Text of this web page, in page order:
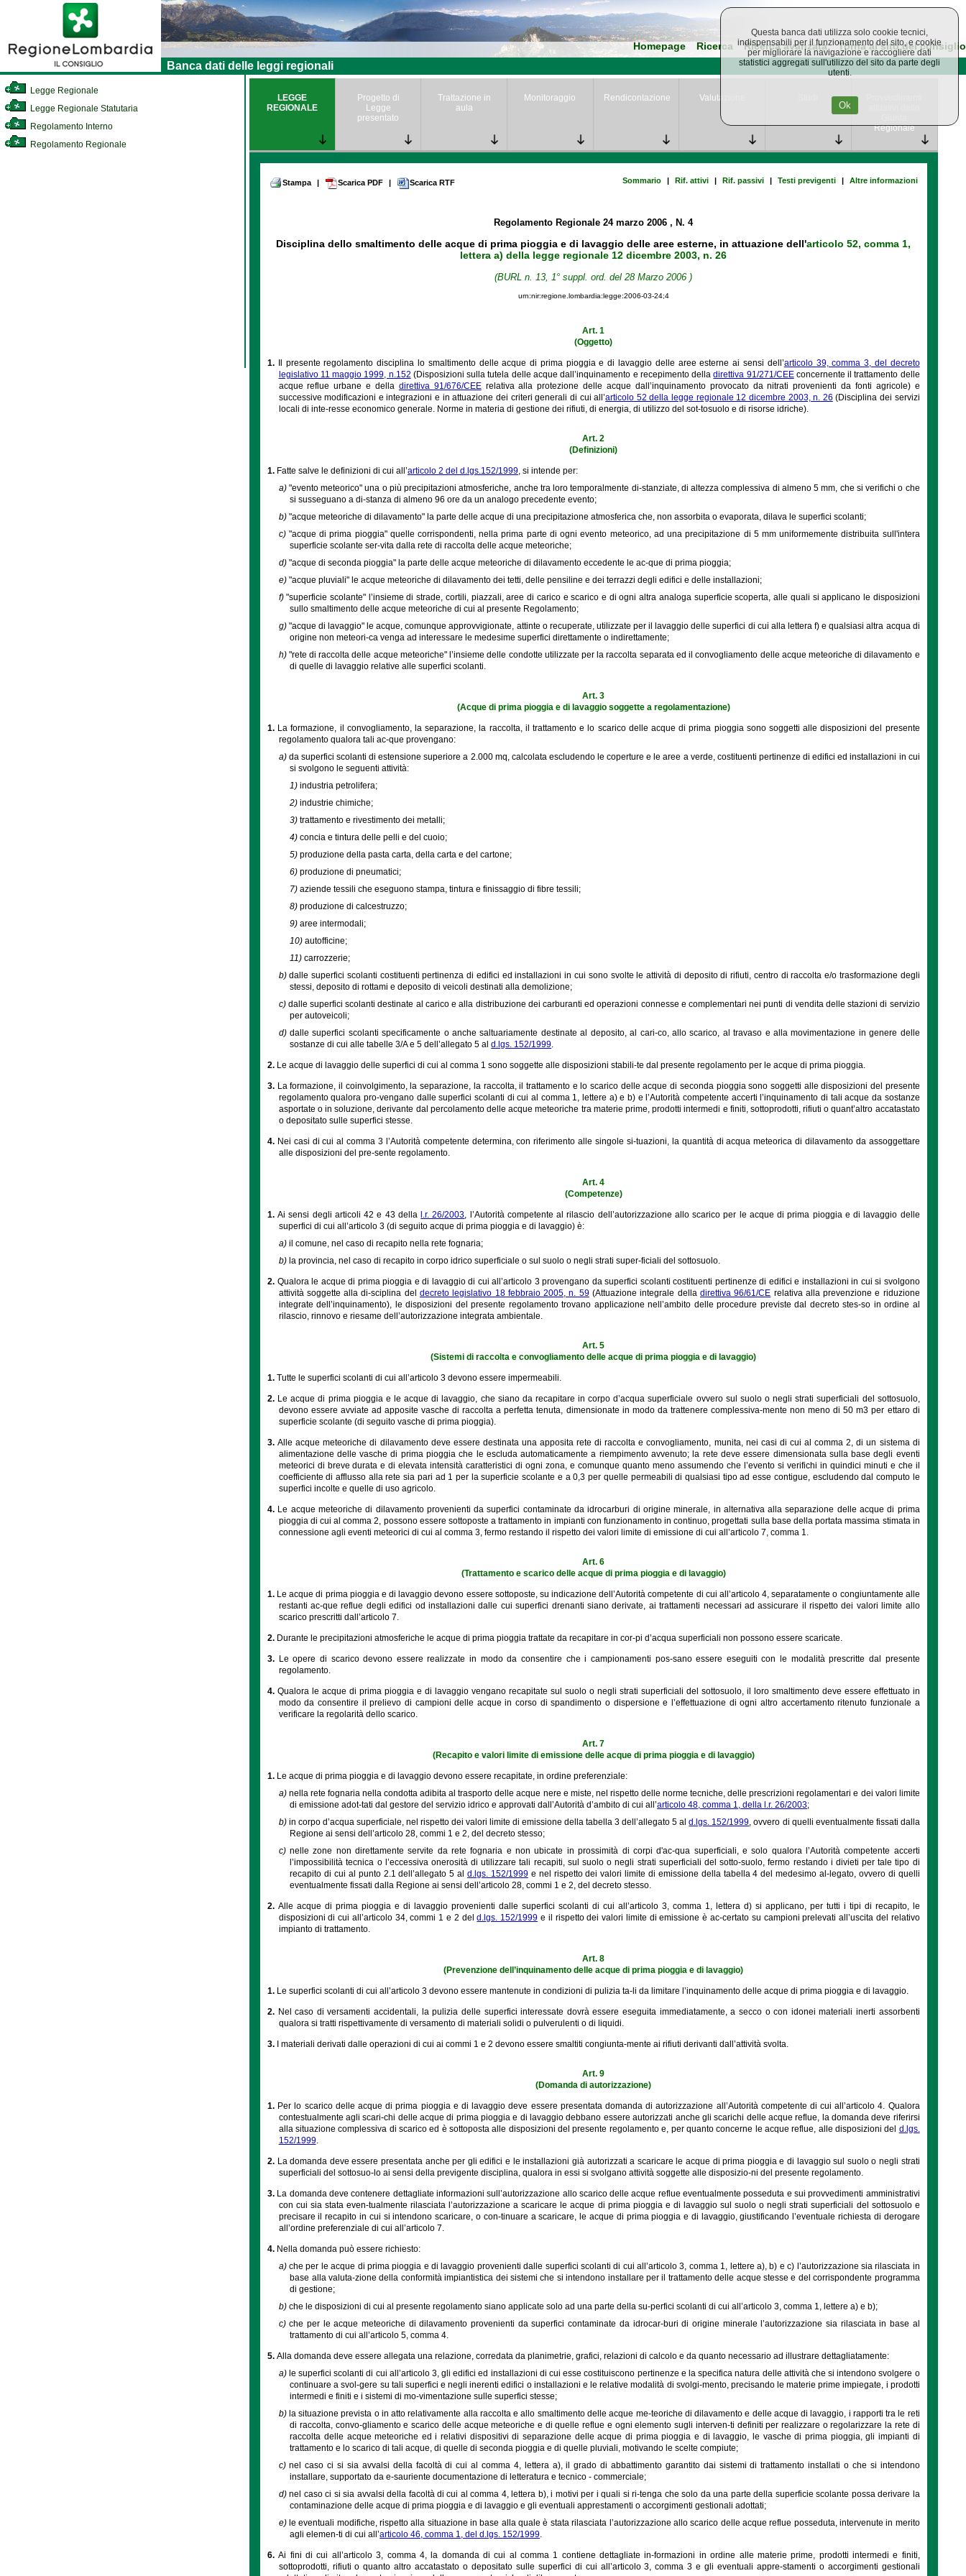
Homepage Ricerca Ricerca avanzata Torna al sito del consiglio
Banca dati delle leggi regionali
Legge Regionale
Legge Regionale Statutaria
Regolamento Interno
Regolamento Regionale
LEGGE
REGIONALE
Progetto di
Legge
presentato
Trattazione in
aula
Monitoraggio Rendicontazione Valutazione
Regionale
Stampa | Scarica PDF | Scarica RTF Sommario | Rif. attivi | Rif. passivi | Testi previgenti | Altre informazioni
Regolamento Regionale24 marzo 2006, N. 4
Disciplina dello smaltimento delle acque di prima pioggia e di lavaggio delle aree esterne, in attuazione dell'articolo 52, comma 1,
lettera a) della legge regionale 12 dicembre 2003, n. 26
(BURL n. 13, 1° suppl. ord. del 28 Marzo 2006 )
urn:nir:regione.lombardia:legge:2006-03-24;4
Art. 1
(Oggetto)
1. Il presente regolamento disciplina lo smaltimento delle acque di prima pioggia e di lavaggio delle aree esterne ai sensi dell’articolo 39, comma 3, del decreto
legislativo 11 maggio 1999, n.152 (Disposizioni sulla tutela delle acque dall’inquinamento e recepimento delladirettiva 91/271/CEEconcernente il trattamento delle
acque reflue urbane e della direttiva 91/676/CEErelativa alla protezione delle acque dall’inquinamento provocato da nitrati provenienti da fonti agricole) e
successive modificazioni e integrazioni e in attuazione dei criteri generali di cui all’articolo 52 della legge regionale 12 dicembre 2003, n. 26 (Disciplina dei servizi
locali di inte-resse economico generale. Norme in materia di gestione dei rifiuti, di energia, di utilizzo del sot-tosuolo e di risorse idriche).
Art. 2
(Definizioni)
1. Fatte salve le definizioni di cui all’articolo 2 del d.lgs.152/1999, si intende per:
a) "evento meteorico" una o più precipitazioni atmosferiche, anche tra loro temporalmente di-stanziate, di altezza complessiva di almeno 5 mm, che si verifichi o che
si susseguano a di-stanza di almeno 96 ore da un analogo precedente evento;
b) "acque meteoriche di dilavamento" la parte delle acque di una precipitazione atmosferica che, non assorbita o evaporata, dilava le superfici scolanti;
c) "acque di prima pioggia" quelle corrispondenti, nella prima parte di ogni evento meteorico, ad una precipitazione di 5 mm uniformemente distribuita sull'intera
superficie scolante ser-vita dalla rete di raccolta delle acque meteoriche;
d) "acque di seconda pioggia" la parte delle acque meteoriche di dilavamento eccedente le ac-que di prima pioggia;
e) "acque pluviali" le acque meteoriche di dilavamento dei tetti, delle pensiline e dei terrazzi degli edifici e delle installazioni;
f)"superficie scolante" l’insieme di strade, cortili, piazzali, aree di carico e scarico e di ogni altra analoga superficie scoperta, alle quali si applicano le disposizioni
sullo smaltimento delle acque meteoriche di cui al presente Regolamento;
g) "acque di lavaggio" le acque, comunque approvvigionate, attinte o recuperate, utilizzate per il lavaggio delle superfici di cui alla lettera f) e qualsiasi altra acqua di
origine non meteori-ca venga ad interessare le medesime superfici direttamente o indirettamente;
h) "rete di raccolta delle acque meteoriche" l’insieme delle condotte utilizzate per la raccolta separata ed il convogliamento delle acque meteoriche di dilavamento e
di quelle di lavaggio relative alle superfici scolanti.
Art. 3
(Acque di prima pioggia e di lavaggio soggette a regolamentazione)
1. La formazione, il convogliamento, la separazione, la raccolta, il trattamento e lo scarico delle acque di prima pioggia sono soggetti alle disposizioni del presente
regolamento qualora tali ac-que provengano:
a) da superfici scolanti di estensione superiore a 2.000 mq, calcolata escludendo le coperture e le aree a verde, costituenti pertinenze di edifici ed installazioni in cui
si svolgono le seguenti attività:
1)industria petrolifera;
2)industrie chimiche;
3)trattamento e rivestimento dei metalli;
4)concia e tintura delle pelli e del cuoio;
5)produzione della pasta carta, della carta e del cartone;
6)produzione di pneumatici;
7)aziende tessili che eseguono stampa, tintura e finissaggio di fibre tessili;
8)produzione di calcestruzzo;
9)aree intermodali;
10)autofficine;
11)carrozzerie;
b)dalle superfici scolanti costituenti pertinenza di edifici ed installazioni in cui sono svolte le attività di deposito di rifiuti, centro di raccolta e/o trasformazione degli
stessi, deposito di rottami e deposito di veicoli destinati alla demolizione;
c) dalle superfici scolanti destinate al carico e alla distribuzione dei carburanti ed operazioni connesse e complementari nei punti di vendita delle stazioni di servizio
per autoveicoli;
d)dalle superfici scolanti specificamente o anche saltuariamente destinate al deposito, al cari-co, allo scarico, al travaso e alla movimentazione in genere delle
sostanze di cui alle tabelle 3/A e 5 dell’allegato 5 ald.lgs. 152/1999.
2. Le acque di lavaggio delle superfici di cui al comma 1 sono soggette alle disposizioni stabili-te dal presente regolamento per le acque di prima pioggia.
3. La formazione, il coinvolgimento, la separazione, la raccolta, il trattamento e lo scarico delle acque di seconda pioggia sono soggetti alle disposizioni del presente
regolamento qualora pro-vengano dalle superfici scolanti di cui al comma 1, lettere a) e b) e l’Autorità competente accerti l’inquinamento di tali acque da sostanze
asportate o in soluzione, derivante dal percolamento delle acque meteoriche tra materie prime, prodotti intermedi e finiti, sottoprodotti, rifiuti o quant’altro accatastato
o depositato sulle superfici stesse.
4. Nei casi di cui al comma 3 l’Autorità competente determina, con riferimento alle singole si-tuazioni, la quantità di acqua meteorica di dilavamento da assoggettare
alle disposizioni del pre-sente regolamento.
Art. 4
(Competenze)
1.Ai sensi degli articoli 42 e 43 della l.r. 26/2003, l’Autorità competente al rilascio dell’autorizzazione allo scarico per le acque di prima pioggia e di lavaggio delle
superfici di cui all’articolo 3 (di seguito acque di prima pioggia e di lavaggio) è:
a) il comune, nel caso di recapito nella rete fognaria;
b) la provincia, nel caso di recapito in corpo idrico superficiale o sul suolo o negli strati super-ficiali del sottosuolo.
2. Qualora le acque di prima pioggia e di lavaggio di cui all’articolo 3 provengano da superfici scolanti costituenti pertinenze di edifici e installazioni in cui si svolgono
attività soggette alla di-sciplina deldecreto legislativo 18 febbraio 2005, n. 59(Attuazione integrale della direttiva 96/61/CE relativa alla prevenzione e riduzione
integrate dell’inquinamento), le disposizioni del presente regolamento trovano applicazione nell’ambito delle procedure previste dal decreto stes-so in ordine al
rilascio, rinnovo e riesame dell’autorizzazione integrata ambientale.
Art. 5
(Sistemi di raccolta e convogliamento delle acque di prima pioggia e di lavaggio)
1. Tutte le superfici scolanti di cui all’articolo 3 devono essere impermeabili.
2. Le acque di prima pioggia e le acque di lavaggio, che siano da recapitare in corpo d’acqua superficiale ovvero sul suolo o negli strati superficiali del sottosuolo,
devono essere avviate ad apposite vasche di raccolta a perfetta tenuta, dimensionate in modo da trattenere complessiva-mente non meno di 50 m3 per ettaro di
superficie scolante (di seguito vasche di prima pioggia).
3.Alle acque meteoriche di dilavamento deve essere destinata una apposita rete di raccolta e convogliamento, munita, nei casi di cui al comma 2, di un sistema di
alimentazione delle vasche di prima pioggia che le escluda automaticamente a riempimento avvenuto; la rete deve essere dimensionata sulla base degli eventi
meteorici di breve durata e di elevata intensità caratteristici di ogni zona, e comunque quanto meno assumendo che l’evento si verifichi in quindici minuti e che il
coefficiente di afflusso alla rete sia pari ad 1 per la superficie scolante e a 0,3 per quelle permeabili di qualsiasi tipo ad esse contigue, escludendo dal computo le
superfici incolte e quelle di uso agricolo.
4. Le acque meteoriche di dilavamento provenienti da superfici contaminate da idrocarburi di origine minerale, in alternativa alla separazione delle acque di prima
pioggia di cui al comma 2, possono essere sottoposte a trattamento in impianti con funzionamento in continuo, progettati sulla base della portata massima stimata in
connessione agli eventi meteorici di cui al comma 3, fermo restando il rispetto dei valori limite di emissione di cui all’articolo 7, comma 1.
Art. 6
(Trattamento e scarico delle acque di prima pioggia e di lavaggio)
1. Le acque di prima pioggia e di lavaggio devono essere sottoposte, su indicazione dell’Autorità competente di cui all’articolo 4, separatamente o congiuntamente alle
restanti ac-que reflue degli edifici od installazioni dalle cui superfici drenanti siano derivate, ai trattamenti necessari ad assicurare il rispetto dei valori limite allo
scarico prescritti dall’articolo 7.
2. Durante le precipitazioni atmosferiche le acque di prima pioggia trattate da recapitare in cor-pi d’acqua superficiali non possono essere scaricate.
3. Le opere di scarico devono essere realizzate in modo da consentire che i campionamenti pos-sano essere eseguiti con le modalità prescritte dal presente
regolamento.
4. Qualora le acque di prima pioggia e di lavaggio vengano recapitate sul suolo o negli strati superficiali del sottosuolo, il loro smaltimento deve essere effettuato in
modo da consentire il prelievo di campioni delle acque in corso di spandimento o dispersione e l’effettuazione di ogni altro accertamento ritenuto funzionale a
verificare la regolarità dello scarico.
Art. 7
(Recapito e valori limite di emissione delle acque di prima pioggia e di lavaggio)
1. Le acque di prima pioggia e di lavaggio devono essere recapitate, in ordine preferenziale:
a) nella rete fognaria nella condotta adibita al trasporto delle acque nere e miste, nel rispetto delle norme tecniche, delle prescrizioni regolamentari e dei valori limite
di emissione adot-tati dal gestore del servizio idrico e approvati dall’Autorità d’ambito di cui all’articolo 48, comma 1, della l.r. 26/2003;
b) in corpo d’acqua superficiale, nel rispetto dei valori limite di emissione della tabella 3 dell’allegato 5 ald.lgs. 152/1999, ovvero di quelli eventualmente fissati dalla
Regione ai sensi dell’articolo 28, commi 1 e 2, del decreto stesso;
c) nelle zone non direttamente servite da rete fognaria e non ubicate in prossimità di corpi d'ac-qua superficiali, e solo qualora l’Autorità competente accerti
l’impossibilità tecnica o l’eccessiva onerosità di utilizzare tali recapiti, sul suolo o negli strati superficiali del sotto-suolo, fermo restando i divieti per tale tipo di
recapito di cui al punto 2.1 dell’allegato 5 ald.lgs. 152/1999e nel rispetto dei valori limite di emissione della tabella 4 del medesimo al-legato, ovvero di quelli
eventualmente fissati dalla Regione ai sensi dell’articolo 28, commi 1 e 2, del decreto stesso.
2. Alle acque di prima pioggia e di lavaggio provenienti dalle superfici scolanti di cui all’articolo 3, comma 1, lettera d) si applicano, per tutti i tipi di recapito, le
disposizioni di cui all’articolo 34, commi 1 e 2 deld.lgs. 152/1999 e il rispetto dei valori limite di emissione è ac-certato su campioni prelevati all’uscita del relativo
impianto di trattamento.
Art. 8
(Prevenzione dell’inquinamento delle acque di prima pioggia e di lavaggio)
1. Le superfici scolanti di cui all’articolo 3 devono essere mantenute in condizioni di pulizia ta-li da limitare l’inquinamento delle acque di prima pioggia e di lavaggio.
2. Nel caso di versamenti accidentali, la pulizia delle superfici interessate dovrà essere eseguita immediatamente, a secco o con idonei materiali inerti assorbenti
qualora si tratti rispettivamente di versamento di materiali solidi o pulverulenti o di liquidi.
3. I materiali derivati dalle operazioni di cui ai commi 1 e 2 devono essere smaltiti congiunta-mente ai rifiuti derivanti dall’attività svolta.
Art. 9
(Domanda di autorizzazione)
1. Per lo scarico delle acque di prima pioggia e di lavaggio deve essere presentata domanda di autorizzazione all’Autorità competente di cui all’articolo 4. Qualora
contestualmente agli scari-chi delle acque di prima pioggia e di lavaggio debbano essere autorizzati anche gli scarichi delle acque reflue, la domanda deve riferirsi
alla situazione complessiva di scarico ed è sottoposta alle disposizioni del presente regolamento e, per quanto concerne le acque reflue, alle disposizioni del d.lgs.
152/1999.
2. La domanda deve essere presentata anche per gli edifici e le installazioni già autorizzati a scaricare le acque di prima pioggia e di lavaggio sul suolo o negli strati
superficiali del sottosuo-lo ai sensi della previgente disciplina, qualora in essi si svolgano attività soggette alle disposizio-ni del presente regolamento.
3. La domanda deve contenere dettagliate informazioni sull’autorizzazione allo scarico delle acque reflue eventualmente posseduta e sui provvedimenti amministrativi
con cui sia stata even-tualmente rilasciata l’autorizzazione a scaricare le acque di prima pioggia e di lavaggio sul suolo o negli strati superficiali del sottosuolo e
precisare il recapito in cui si intendono scaricare, o con-tinuare a scaricare, le acque di prima pioggia e di lavaggio, giustificando l’eventuale richiesta di derogare
all’ordine preferenziale di cui all’articolo 7.
4. Nella domanda può essere richiesto:
a) che per le acque di prima pioggia e di lavaggio provenienti dalle superfici scolanti di cui all’articolo 3, comma 1, lettere a), b) e c) l’autorizzazione sia rilasciata in
base alla valuta-zione della conformità impiantistica dei sistemi che si intendono installare per il trattamento delle acque stesse e del corrispondente programma
di gestione;
b) che le disposizioni di cui al presente regolamento siano applicate solo ad una parte della su-perfici scolanti di cui all’articolo 3, comma 1, lettere a) e b);
c)che per le acque meteoriche di dilavamento provenienti da superfici contaminate da idrocar-buri di origine minerale l’autorizzazione sia rilasciata in base al
trattamento di cui all’articolo 5, comma 4.
5. Alla domanda deve essere allegata una relazione, corredata da planimetrie, grafici, relazioni di calcolo e da quanto necessario ad illustrare dettagliatamente:
a) le superfici scolanti di cui all’articolo 3, gli edifici ed installazioni di cui esse costituiscono pertinenze e la specifica natura delle attività che si intendono svolgere o
continuare a svol-gere su tali superfici e negli inerenti edifici o installazioni e le relative modalità di svolgi-mento, precisando le materie prime impiegate, i prodotti
intermedi e finiti e i sistemi di mo-vimentazione sulle superfici stesse;
b) la situazione prevista o in atto relativamente alla raccolta e allo smaltimento delle acque me-teoriche di dilavamento e delle acque di lavaggio, i rapporti tra le reti
di raccolta, convo-gliamento e scarico delle acque meteoriche e di quelle reflue e ogni elemento sugli interven-ti definiti per realizzare o regolarizzare la rete di
raccolta delle acque meteoriche ed i relativi dispositivi di separazione delle acque di prima pioggia e di lavaggio, le vasche di prima pioggia, gli impianti di
trattamento e lo scarico di tali acque, di quelle di seconda pioggia e di quelle pluviali, motivando le scelte compiute;
c)nel caso ci si sia avvalsi della facoltà di cui al comma 4, lettera a), il grado di abbattimento garantito dai sistemi di trattamento installati o che si intendono
installare, supportato da e-sauriente documentazione di letteratura e tecnico - commerciale;
d)nel caso ci si sia avvalsi della facoltà di cui al comma 4, lettera b), i motivi per i quali si ri-tenga che solo da una parte della superficie scolante possa derivare la
contaminazione delle acque di prima pioggia e di lavaggio e gli eventuali apprestamenti o accorgimenti gestionali adottati;
e) le eventuali modifiche, rispetto alla situazione in base alla quale è stata rilasciata l’autorizzazione allo scarico delle acque reflue posseduta, intervenute in merito
agli elemen-ti di cui all’articolo 46, comma 1, del d.lgs. 152/1999.
6.Ai fini di cui all’articolo 3, comma 4, la domanda di cui al comma 1 contiene dettagliate in-formazioni in ordine alle materie prime, prodotti intermedi e finiti,
sottoprodotti, rifiuti o quanto altro accatastato o depositato sulle superfici di cui all’articolo 3, comma 3 e gli eventuali appre-stamenti o accorgimenti gestionali
Questa banca dati utilizza solo cookie tecnici,
indispensabili per il funzionamento del sito, e cookie
per migliorare la navigazione e raccogliere dati
statistici aggregati sull'utilizzo del sito da parte degli
utenti.
Ok